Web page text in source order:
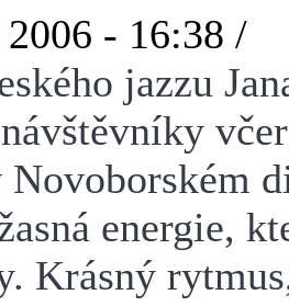
- 16:38 /
jazzu
energie,
Krásný